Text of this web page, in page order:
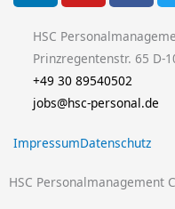
n
k
e
d
i
u
t
u
b
e
c
e
b
o
o
-
f
HSC
Prinzregentenstr. 65 D-
+49 30 89540502
jobs@hsc-personal.de
ImpressumDatenschutz
HSC Personalmanagement